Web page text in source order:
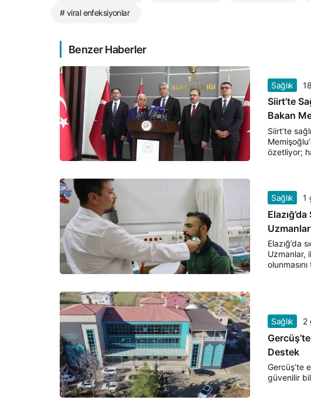
# viral enfeksiyonlar
Benzer Haberler
Sağlık
Siirt’te
Bakan
Siirt’te
özetliyor;
Sağlık 1
Elazığ’da
Uzmanlar,
Sağlık 2
Destek
Gercüş’te
güvenilir